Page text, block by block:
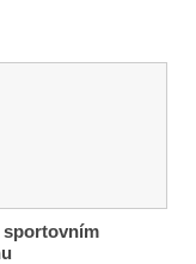
sportovním